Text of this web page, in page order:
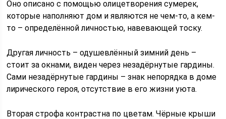
Оно описано с помощью олицетворения сумерек,
которые наполняют дом и являются не чем-то, а кем-
то – определённой личностью, навевающей тоску.
Другая личность – одушевлённый зимний день –
стоит за окнами, виден через незадёрнутые гардины.
Сами незадёрнутые гардины – знак непорядка в доме
лирического героя, отсутствие в его жизни уюта.
Вторая строфа контрастна по цветам. Чёрные крыши